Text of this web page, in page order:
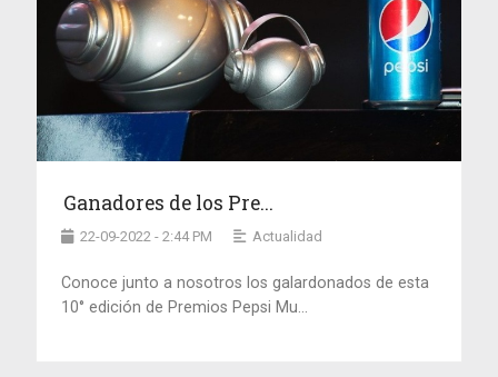
Ganadores de los Pre...
22-09-2022 - 2:44 PM Actualidad
Conoce junto a nosotros los galardonados de esta
10° edición de Premios Pepsi Mu...